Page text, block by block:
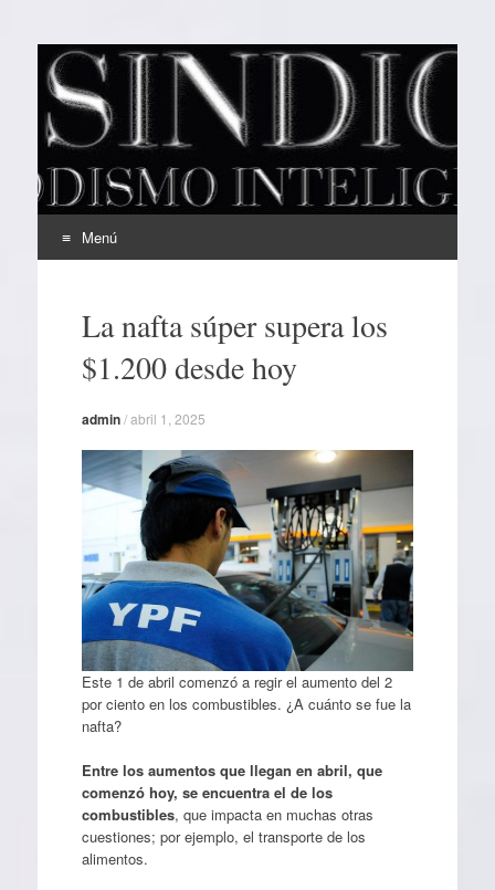
EL SINDICAL
Periodismo Inteligente
Menú
contenidoLa nafta súper supera los
$1.200 desde hoy
admin/abril 1, 2025
Este 1 de abril comenzó a regir el aumento del 2
por ciento en los combustibles. ¿A cuánto se fue la
nafta?
Entre los aumentos que llegan en abril, que
comenzó hoy, se encuentra el de los
combustibles, que impacta en muchas otras
cuestiones; por ejemplo, el transporte de los
alimentos.